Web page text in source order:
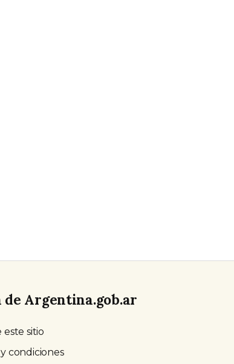
de Argentina.gob.ar
este sitio
condiciones